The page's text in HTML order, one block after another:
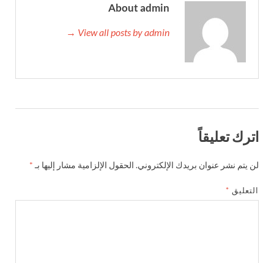
About admin
View all posts by admin →
اترك تعليقاً
لن يتم نشر عنوان بريدك الإلكتروني. الحقول الإلزامية مشار إليها بـ *
التعليق *